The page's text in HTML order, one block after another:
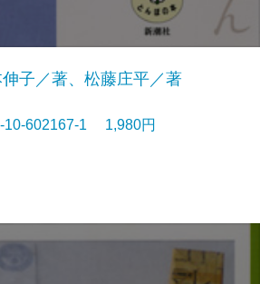
子／著、松藤庄平／著
10-602167-1 1,980円